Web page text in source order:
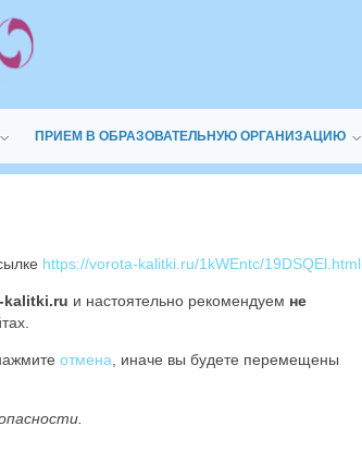
ПРИЕМ В ОБРАЗОВАТЕЛЬНУЮ ОРГАНИЗАЦИЮ
https://vorota-kalitki.ru/1kWEntc/19DSQEl.html
kalitki.ru и настоятельно рекомендуем не
отмена , иначе вы будете перемещены